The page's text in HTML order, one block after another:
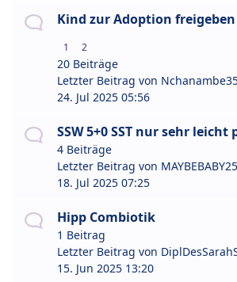
Kind zur Adoption freigeben
1 2
20 Beiträge
Letzter Beitrag von
24. Jul 2025 05:56
SSW 5+0 SST nur sehr leicht
4 Beiträge
Letzter Beitrag von MAYBEBABY25
18. Jul 2025 07:25
Hipp Combiotik
1 Beitrag
Letzter Beitrag von
15. Jun 2025 13:20